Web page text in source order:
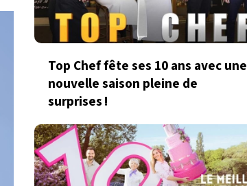
Top Chef fête ses 10 ans avec une
nouvelle saison pleine de
surprises !